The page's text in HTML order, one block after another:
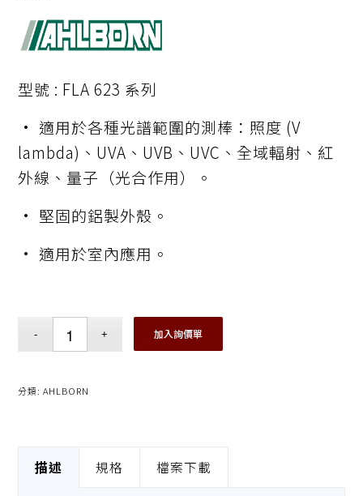
型號 : FLA 623 系列
• 適用於各種光譜範圍的測棒：照度 (V
lambda)、UVA、UVB、UVC、全域輻射、紅
外線、量子（光合作用）。
• 堅固的鋁製外殼。
• 適用於室內應用。
加入詢價單
分類:AHLBORN
描述 規格 檔案下載